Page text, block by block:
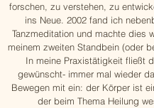
forschen, zu verstehen, zu
ins Neue. 2002 fand ich
Tanzmeditation und machte dies
meinem zweiten Standbein (oder
In meine Praxistätigkeit fließt
gewünscht- immer mal wieder
Bewegen mit ein: der Körper ist
der beim Thema Heilung